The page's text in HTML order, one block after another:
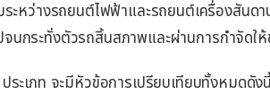
บระหว่างรถยนต์ไฟฟ้าและรถยนต์เครื่องสัน
นกระทั่งตัวรถสิ้นสภาพและผ่านการกำจัดใ
ระเภท จะมีหัวข้อการเปรียบเทียบทั้งหมดดัง